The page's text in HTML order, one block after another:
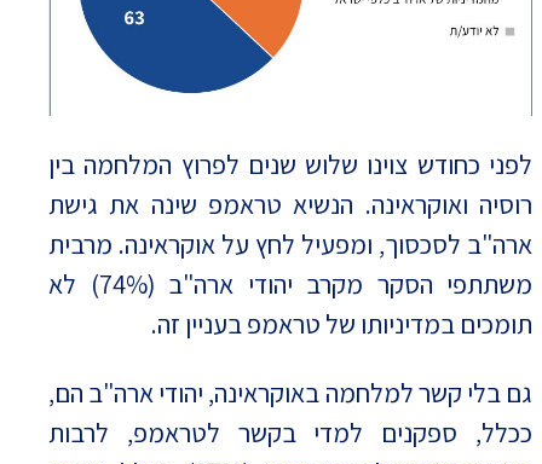
לפני כחודש צוינו שלוש שנים לפרוץ המלחמה בין
רוסיה ואוקראינה. הנשיא טראמפ שינה את גישת
ארה"ב לסכסוך, ומפעיל לחץ על אוקראינה. מרבית
משתתפי הסקר מקרב יהודי ארה"ב (74%) לא
תומכים במדיניותו של טראמפ בעניין זה.
גם בלי קשר למלחמה באוקראינה, יהודי ארה"ב הם,
ככלל, ספקנים למדי בקשר לטראמפ, לרבות